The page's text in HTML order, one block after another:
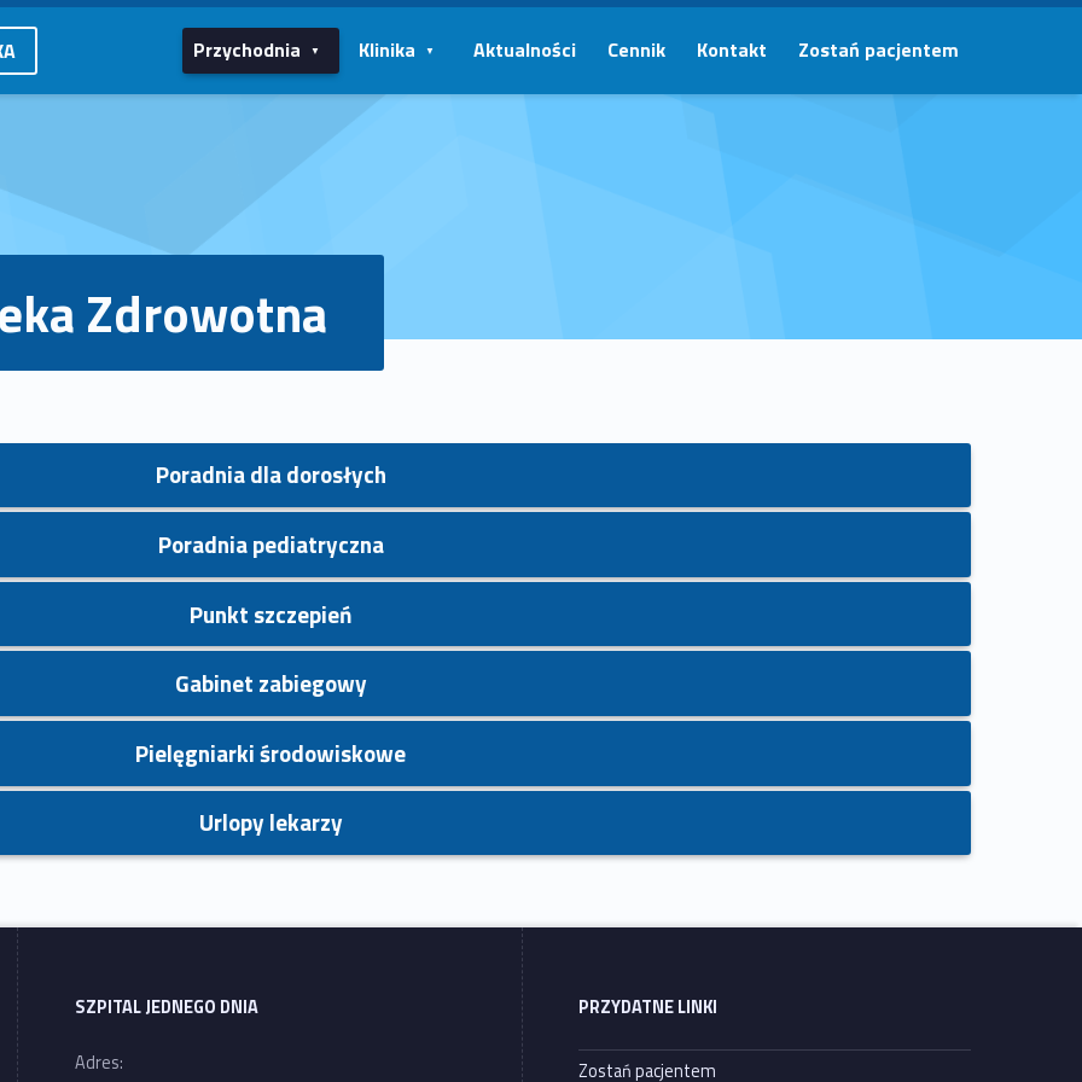
Przychodnia Klinika Aktualności Cennik Kontakt Zostań pacjentem
Zdrowotna
Poradnia dla dorosłych
Poradnia pediatryczna
Punkt szczepień
Gabinet zabiegowy
Pielęgniarki środowiskowe
Urlopy lekarzy
SZPITAL JEDNEGO DNIA
Adres:
PRZYDATNE LINKI
Zostań pacjentem